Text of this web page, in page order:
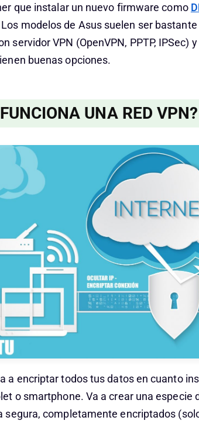
que instalar un nuevo firmware como
Los modelos de Asus suelen ser
servidor VPN (OpenVPN, PPTP, IPSec)
buenas opciones.
UNA RED VPN?
a encriptar todos tus datos en cuanto
o smartphone. Va a crear una especie
segura, completamente encriptados